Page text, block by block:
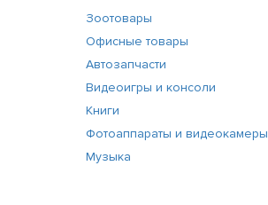
Зоотовары
Офисные товары
Автозапчасти
Видеоигры и консоли
Книги
Фотоаппараты и видеокамеры
Музыка